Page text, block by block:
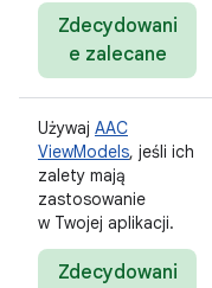
Zdecydowani
e zalecane
Używaj AAC
ViewModels, jeśli ich
zalety mają
zastosowanie
w Twojej aplikacji.
Zdecydowani